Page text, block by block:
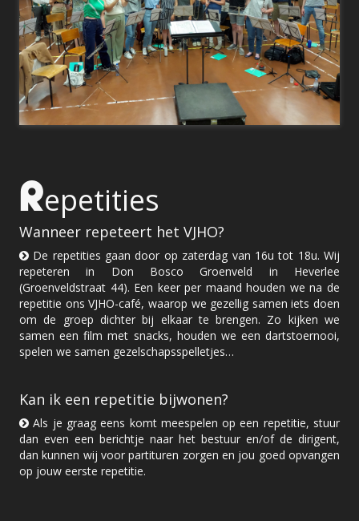
Repetities
Wanneer repeteert het VJHO?
De repetities gaan door op zaterdag van 16u tot 18u. Wij
repeteren in Don Bosco Groenveld in Heverlee
(Groenveldstraat 44). Een keer per maand houden we na de
repetitie ons VJHO-café, waarop we gezellig samen iets doen
om de groep dichter bij elkaar te brengen. Zo kijken we
samen een film met snacks, houden we een dartstoernooi,
spelen we samen gezelschapsspelletjes…
Kan ik een repetitie bijwonen?
Als je graag eens komt meespelen op een repetitie, stuur
dan even een berichtje naar het bestuur en/of de dirigent,
dan kunnen wij voor partituren zorgen en jou goed opvangen
op jouw eerste repetitie.